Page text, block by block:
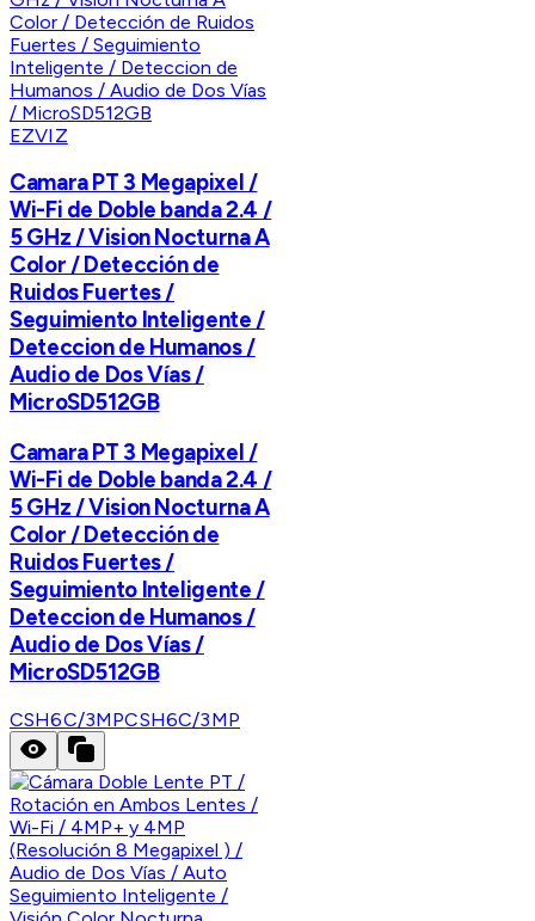
EZVIZ
Camara PT 3 Megapixel /
Wi-Fi de Doble banda 2.4 /
5 GHz / Vision Nocturna A
Color / Detección de
Ruidos Fuertes /
Seguimiento Inteligente /
Deteccion de Humanos /
Audio de Dos Vías /
MicroSD512GB
Camara PT 3 Megapixel /
Wi-Fi de Doble banda 2.4 /
5 GHz / Vision Nocturna A
Color / Detección de
Ruidos Fuertes /
Seguimiento Inteligente /
Deteccion de Humanos /
Audio de Dos Vías /
MicroSD512GB
CSH6C/3MPCSH6C/3MP